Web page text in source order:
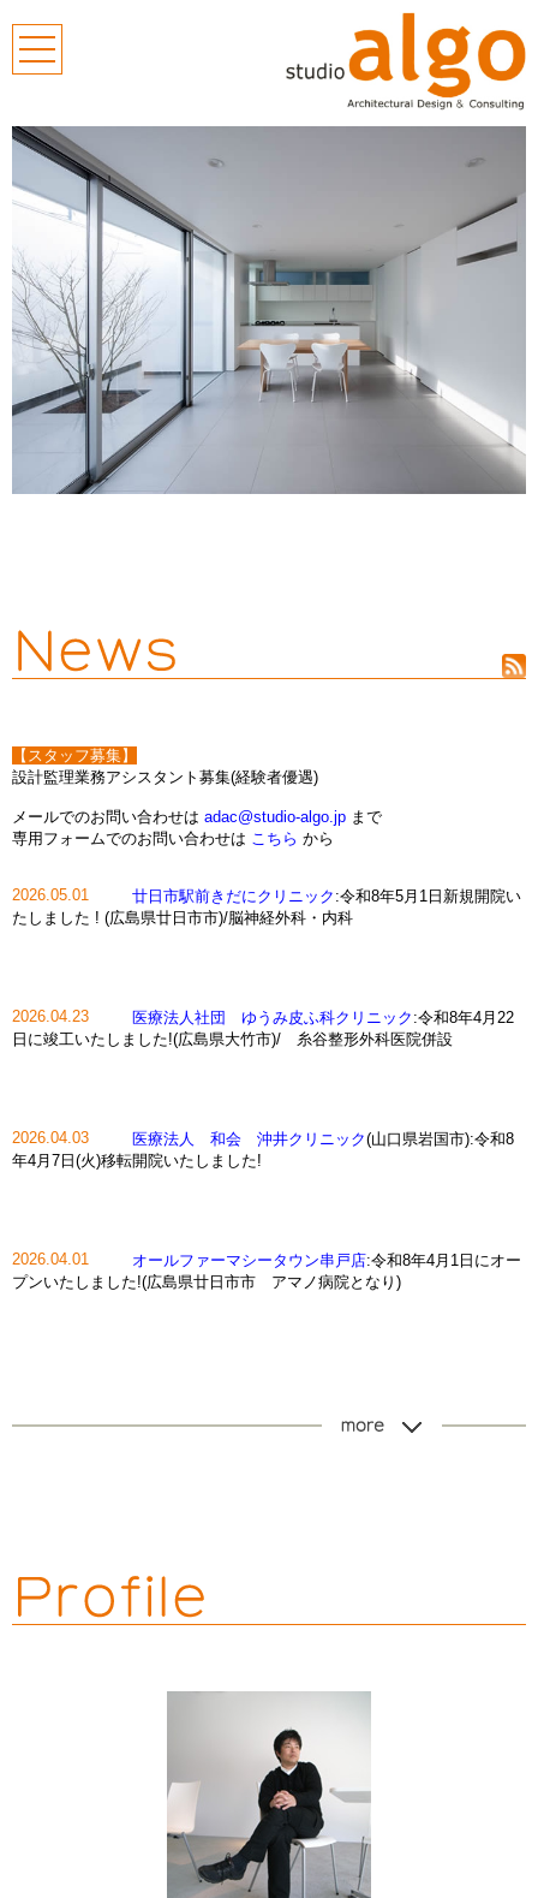
広島の建築設
計事務所 株
式会社 スタ
ジオ アルゴ
戸建て住宅設
計／医院建築
（クリニック
の設計）
【スタッフ募集】
設計監理業務アシスタント募集(経験者優遇)
メールでのお問い合わせは adac@studio-algo.jp まで
専用フォームでのお問い合わせは こちら から
2026.05.01 廿日市駅前きだにクリニック :令和8年5月1日新規開院い
たしました ! (広島県廿日市市)/脳神経外科・内科
2026.04.23 医療法人社団 ゆうみ皮ふ科クリニック :令和8年4月22
日に竣工いたしました!(広島県大竹市)/ 糸谷整形外科医院併設
2026.04.03 医療法人 和会 沖井クリニック(山口県岩国市):令和8
年4月7日(火)移転開院いたしました!
2026.04.01 オールファーマシータウン串戸店:令和8年4月1日にオー
プンいたしました!(広島県廿日市市 アマノ病院となり)